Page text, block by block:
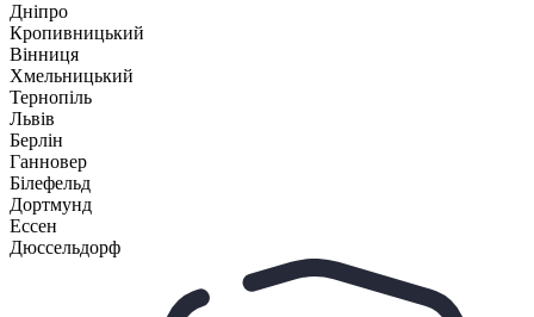
Дніпро
Кропивницький
Вінниця
Хмельницький
Тернопіль
Львів
Берлін
Ганновер
Білефельд
Дортмунд
Ессен
Дюссельдорф